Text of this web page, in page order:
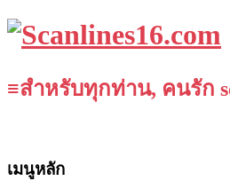
≡สำหรับทุกท่าน, คนรัก
เมนูหลัก